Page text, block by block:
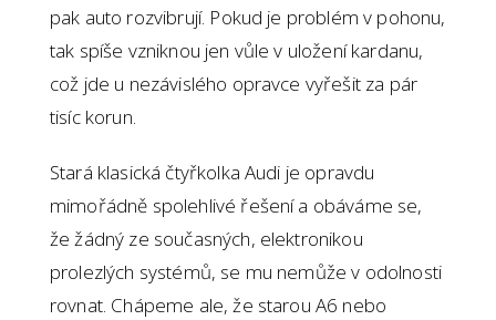
pak auto rozvibrují. Pokud je problém v pohonu,
tak spíše vzniknou jen vůle v uložení kardanu,
což jde u nezávislého opravce vyřešit za pár
tisíc korun.
Stará klasická čtyřkolka Audi je opravdu
mimořádně spolehlivé řešení a obáváme se,
že žádný ze současných, elektronikou
prolezlých systémů, se mu nemůže v odolnosti
rovnat. Chápeme ale, že starou A6 nebo